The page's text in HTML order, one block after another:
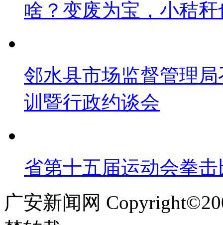
啥？变废为宝，小秸
邻水县市场监督管理
训暨行政约谈会
省第十五届运动会拳
广安新闻网